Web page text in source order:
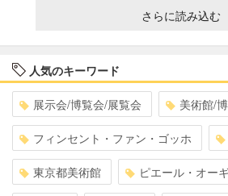
さらに読み込む
人気のキーワード
展示会/博覧会/展覧会 美術館/
フィンセント・ファン・ゴッホ
東京都美術館 ピエール・オー